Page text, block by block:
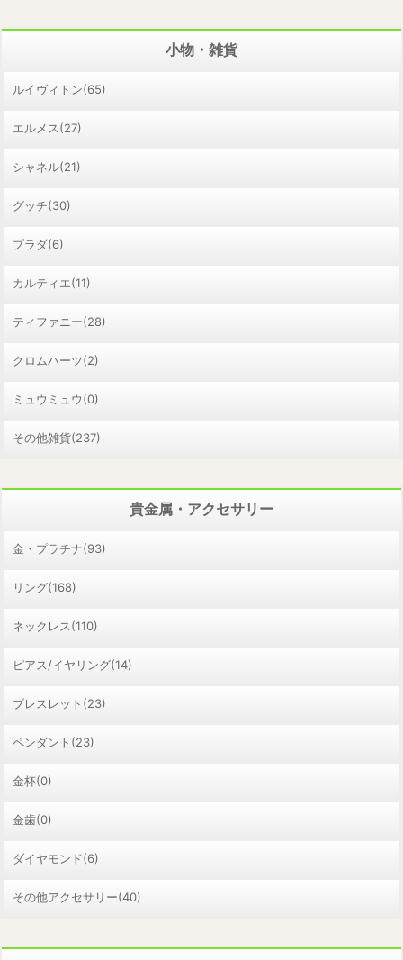
小物・雑貨
ルイヴィトン(65)
エルメス(27)
シャネル(21)
グッチ(30)
プラダ(6)
カルティエ(11)
ティファニー(28)
クロムハーツ(2)
ミュウミュウ(0)
その他雑貨(237)
貴金属・アクセサリー
金・プラチナ(93)
リング(168)
ネックレス(110)
ピアス/イヤリング(14)
ブレスレット(23)
ペンダント(23)
金杯(0)
金歯(0)
ダイヤモンド(6)
その他アクセサリー(40)